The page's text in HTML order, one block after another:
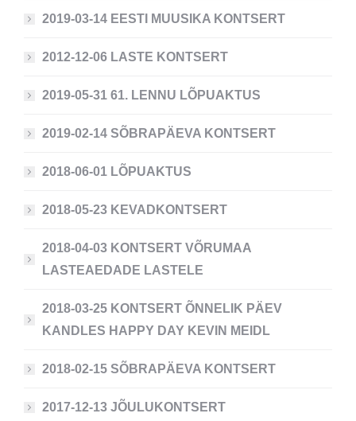
2019-03-14 EESTI MUUSIKA KONTSERT
2012-12-06 LASTE KONTSERT
2019-05-31 61. LENNU LÕPUAKTUS
2019-02-14 SÕBRAPÄEVA KONTSERT
2018-06-01 LÕPUAKTUS
2018-05-23 KEVADKONTSERT
2018-04-03 KONTSERT VÕRUMAA
LASTEAEDADE LASTELE
2018-03-25 KONTSERT ÕNNELIK PÄEV
KANDLES HAPPY DAY KEVIN MEIDL
2018-02-15 SÕBRAPÄEVA KONTSERT
2017-12-13 JÕULUKONTSERT